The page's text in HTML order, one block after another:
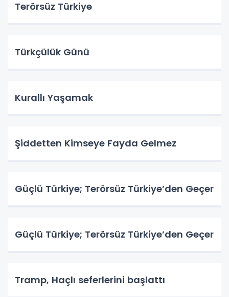
Terörsüz Türkiye
Türkçülük Günü
Kurallı Yaşamak
Şiddetten Kimseye Fayda Gelmez
Güçlü Türkiye; Terörsüz Türkiye’den Geçer
Güçlü Türkiye; Terörsüz Türkiye’den Geçer
Tramp, Haçlı seferlerini başlattı